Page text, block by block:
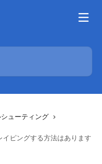
シューティング
ピングする方法はあります